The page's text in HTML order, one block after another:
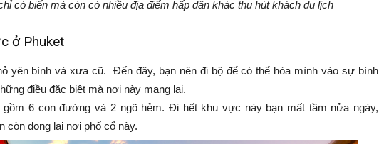
có biển mà còn có nhiều địa điểm hấp dẫn khác thu hút khách du lịch
ở Phuket
yên bình và xưa cũ. Đến đây, bạn nên đi bộ để có thể hòa mình vào sự bình
điều đặc biệt mà nơi này mang lại.
gồm 6 con đường và 2 ngõ hẻm. Đi hết khu vực này bạn mất tầm nửa ngày,
còn đọng lại nơi phố cổ này.